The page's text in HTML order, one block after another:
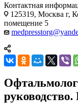
Контактная
125319, Москва г,
помещение 5